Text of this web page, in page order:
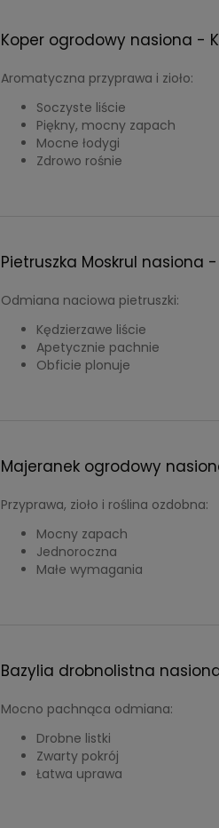
Koper ogrodowy nasiona -
Aromatyczna przyprawa i zioło:
Soczyste liście
Piękny, mocny zapach
Mocne łodygi
Zdrowo rośnie
Pietruszka Moskrul nasiona
Odmiana naciowa pietruszki:
Kędzierzawe liście
Apetycznie pachnie
Obficie plonuje
Majeranek ogrodowy
Przyprawa, zioło i roślina ozdobna:
Mocny zapach
Jednoroczna
Małe wymagania
Bazylia drobnolistna
Mocno pachnąca odmiana:
Drobne listki
Zwarty pokrój
Łatwa uprawa